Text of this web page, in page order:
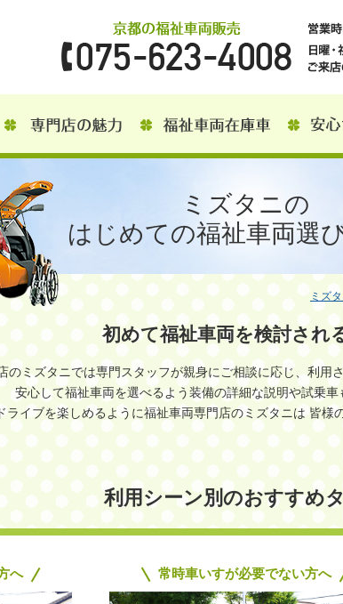
ミズタニの
はじめての福祉車両選
ミズ
初めて福祉車両を検討され
のミズタニでは専門スタッフが親身にご相談に応じ、利用
安心して福祉車両を選べるよう装備の詳細な説明や試乗車
ライブを楽しめるように福祉車両専門店のミズタニは 皆様
利用シーン別のおすすめ
へ 常時車いすが必要でない方へ